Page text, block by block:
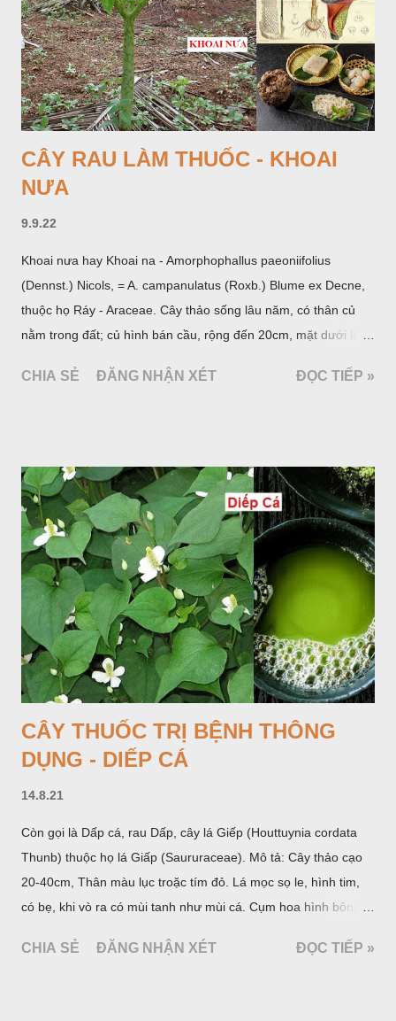
CÂY RAU LÀM THUỐC - KHOAI
NƯA
9.9.22
Khoai nưa hay Khoai na - Amorphophallus paeoniifolius
(Dennst.) Nicols, = A. campanulatus (Roxb.) Blume ex Decne,
thuộc họ Ráy - Araceae. Cây thảo sống lâu năm, có thân củ
nằm trong đất; củ hình bán cầu, rộng đến 20cm, mặt dưới lồi
quanh có 3-5 mấu lồi; vỏ củ màu nâu, thịt trắng vàng và cứng.
một mo to màu đỏ xanh có đốm trắng, mặt trong màu đỏ thẫm,
bao lấy một bong mo là một trục mang phần hoa cái ở dưới,
phần hoa đực ở trên. Khoai nưa phân bố ở Ấn độ, Myanma,
Trung quốc, Việt nam, Campuchia, Malaixia, Inđônêxia,
Philippin. Ở nước ta, khoai nưa mọc hoang rải rác ở khắp các
vùng rừng núi, được bà con nhiều địa phương đem về trồng từ
lâu đời ở trong vườn, quanh bờ ao, dọc hàng rào và trên các
đồi để làm thức ăn cho người và gia súc, gặp nhiều ở các tỉnh
Lạng s...
CHIA SẺ ĐĂNG NHẬN XÉT ĐỌC TIẾP »
CÂY THUỐC TRỊ BỆNH THÔNG
DỤNG - DIẾP CÁ
14.8.21
Còn gọi là Dấp cá, rau Dấp, cây lá Giếp (Houttuynia cordata
Thunb) thuộc họ lá Giấp (Saururaceae). Mô tả: Cây thảo cạo
20-40cm, Thân màu lục troặc tím đỏ. Lá mọc sọ le, hình tim,
có bẹ, khi vò ra có mùi tanh như mùi cá. Cụm hoa hình bông
nhạt. Hạt hình trái xoan nhẵn. Mùa hoa quả: tháng 5 – 7.
CHIA SẺ ĐĂNG NHẬN XÉT ĐỌC TIẾP »